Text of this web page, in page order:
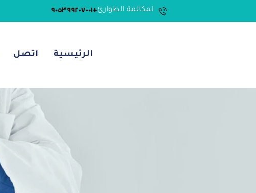
لمكالمة الطوارئ+٩٠٥٣٩٩٢٠٧٠٠١
الرئيسية اتصل